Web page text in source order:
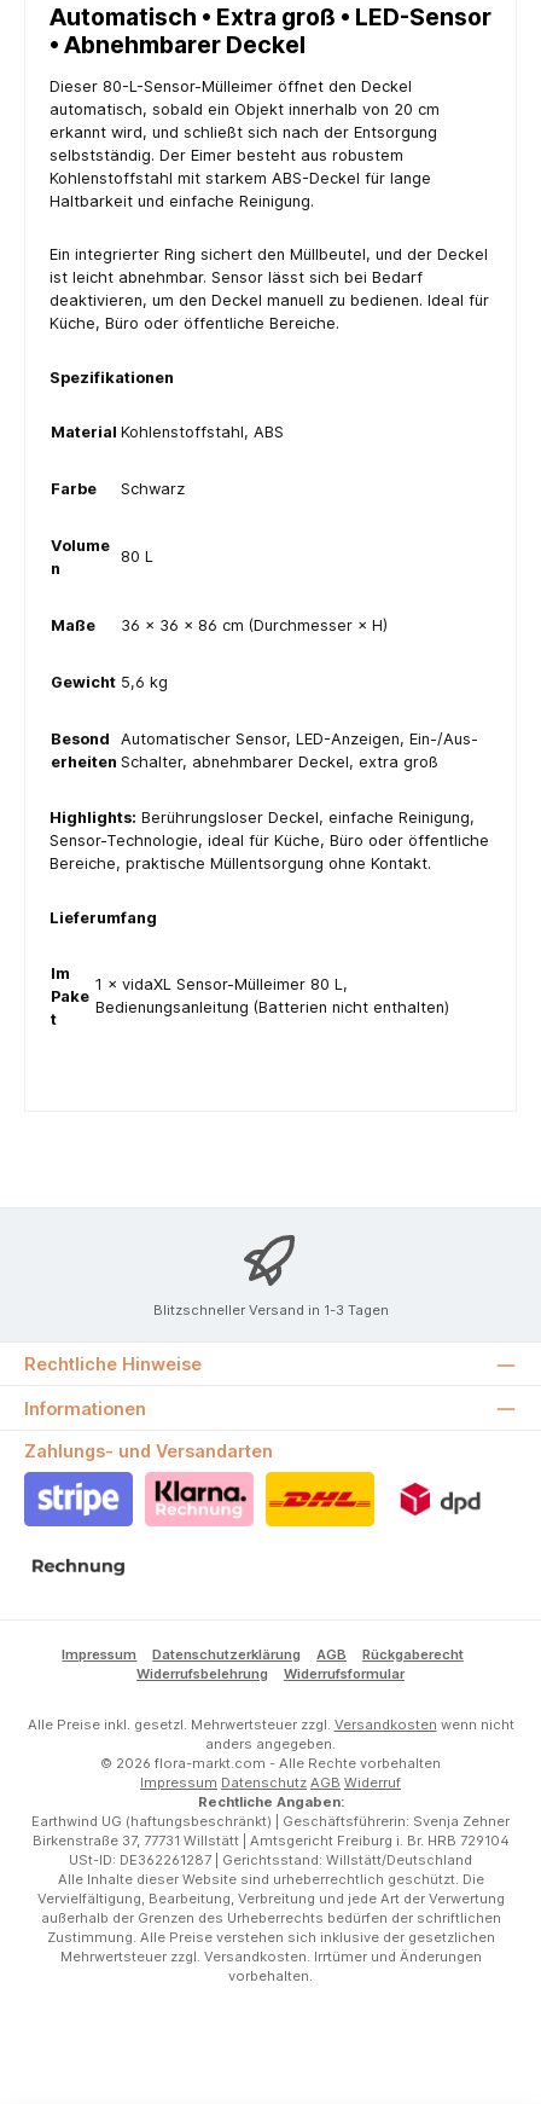
Automatisch • Extra groß • LED-Sensor
• Abnehmbarer Deckel
Dieser 80-L-Sensor-Mülleimer öffnet den Deckel
automatisch, sobald ein Objekt innerhalb von 20 cm
erkannt wird, und schließt sich nach der Entsorgung
selbstständig. Der Eimer besteht aus robustem
Kohlenstoffstahl mit starkem ABS-Deckel für lange
Haltbarkeit und einfache Reinigung.
Ein integrierter Ring sichert den Müllbeutel, und der Deckel
ist leicht abnehmbar. Sensor lässt sich bei Bedarf
deaktivieren, um den Deckel manuell zu bedienen. Ideal für
Küche, Büro oder öffentliche Bereiche.
Spezifikationen
Material Kohlenstoffstahl, ABS
Farbe Schwarz
Volume
n
80 L
Maße 36 × 36 × 86 cm (Durchmesser × H)
Gewicht 5,6 kg
Besond
erheiten
Automatischer Sensor, LED-Anzeigen, Ein-/Aus-
Schalter, abnehmbarer Deckel, extra groß
Highlights: Berührungsloser Deckel, einfache Reinigung,
Sensor-Technologie, ideal für Küche, Büro oder öffentliche
Bereiche, praktische Müllentsorgung ohne Kontakt.
Lieferumfang
Im
Pake
t
1 × vidaXL Sensor-Mülleimer 80 L,
Bedienungsanleitung (Batterien nicht enthalten)
Blitzschneller Versand in 1-3 Tagen
Rechtliche Hinweise
Informationen
Zahlungs- und Versandarten
Impressum Datenschutzerklärung AGB
Rückgaberecht
Widerrufsbelehrung
Widerrufsformular
Alle Preise inkl. gesetzl. Mehrwertsteuer zzgl. Versandkosten wenn nicht
anders angegeben.
© 2026 flora-markt.com - Alle Rechte vorbehalten
Impressum Datenschutz AGB Widerruf
Rechtliche Angaben:
Earthwind UG (haftungsbeschränkt) | Geschäftsführerin: Svenja Zehner
Birkenstraße 37, 77731 Willstätt | Amtsgericht Freiburg i. Br. HRB 729104
USt-ID: DE362261287 | Gerichtsstand: Willstätt/Deutschland
Alle Inhalte dieser Website sind urheberrechtlich geschützt. Die
Vervielfältigung, Bearbeitung, Verbreitung und jede Art der Verwertung
außerhalb der Grenzen des Urheberrechts bedürfen der schriftlichen
Zustimmung. Alle Preise verstehen sich inklusive der gesetzlichen
Mehrwertsteuer zzgl. Versandkosten. Irrtümer und Änderungen
vorbehalten.